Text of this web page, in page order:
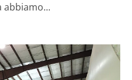
abbiamo...